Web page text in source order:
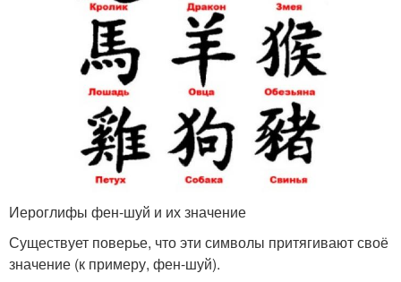
Иероглифы фен-шуй и их значение
Существует поверье, что эти символы притягивают своё
значение (к примеру, фен-шуй).